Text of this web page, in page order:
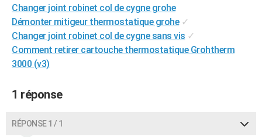
COPAINS D'AVANT
S'inscrire
Se connecter
Lycées
Collèges
Primaires
Universités
Entreprises
Service militaire
Avis de recherche
AVIS DE DÉCÈS
FORUM
Changer joint robinet col de cygne grohe
Démonter mitigeur thermostatique grohe ✓
Changer joint robinet col de cygne sans vis ✓
Comment retirer cartouche thermostatique Grohtherm
3000 (v3)
1 réponse
RÉPONSE 1 / 1